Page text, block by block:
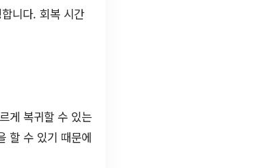
니다. 회복 시간
게 복귀할 수 있는
할 수 있기 때문에